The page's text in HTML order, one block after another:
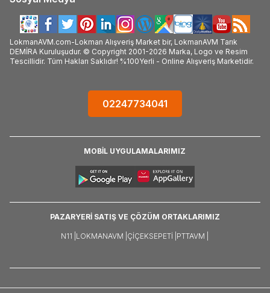
LokmanAVM.com-Lokman Alışveriş Market bir, LokmanAVM Tarık
DEMİRA Kuruluşudur. © Copyright 2001-2026 Marka, Logo ve Resim
Tescillidir. Tüm Hakları Saklıdır! %100Yerli - Online Alışveriş Marketidir.
02247734041
MOBİL UYGULAMALARIMIZ
PAZARYERİ SATIŞ VE ÇÖZÜM ORTAKLARIMIZ
N11 | LOKMANAVM | ÇIÇEKSEPETI | PTTAVM |